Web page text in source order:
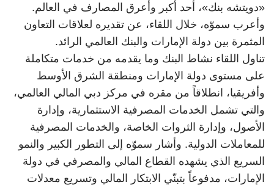
«دويتشه بنك»، أحد أكبر وأعرق المصارف في العالم.
وأعرب سموّه، خلال اللقاء، عن تقديره لعلاقات التعاون
المثمرة بين دولة الإمارات والبنك العالمي الرائد.
تناول اللقاء نشاط البنك وما يقدمه من خدمات متكاملة
على مستوى دولة الإمارات ومنطقة الشرق الأوسط
وأفريقيا، انطلاقاً من مقره في مركز دبي المالي العالمي،
والتي تشمل الخدمات المصرفية الاستثمارية، وإدارة
الأصول، وإدارة الثروات الخاصة، والخدمات المصرفية
للمعاملات الدولية. وأشار سموّه إلى التطور الكبير والنمو
السريع الذي يشهده القطاع المالي والمصرفي في دولة
الإمارات، مدفوعاً بتبنّي الابتكار المالي وتسريع معدلات